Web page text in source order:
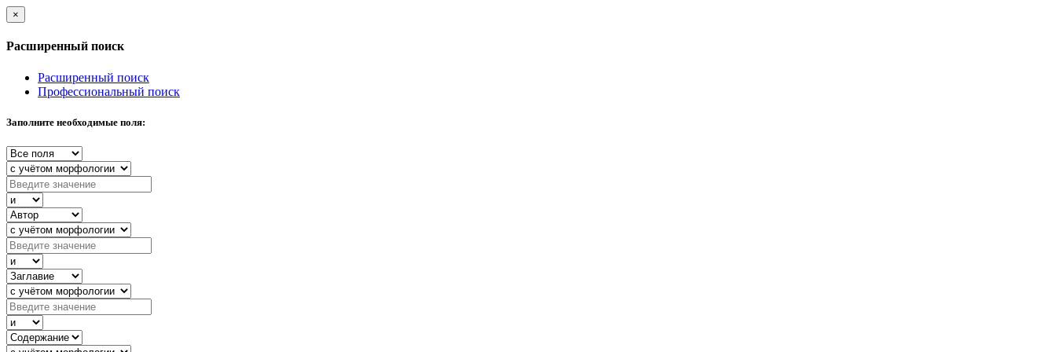
×
Расширенный поиск
Расширенный поиск
Профессиональный поиск
Заполните необходимые поля: